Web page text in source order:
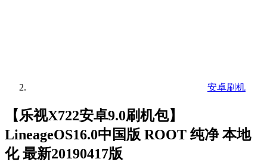
安卓刷机
【乐视X722安卓9.0刷机包】
LineageOS16.0中国版 ROOT 纯净 本地
化 最新20190417版